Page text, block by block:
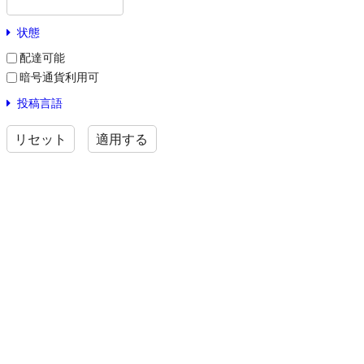
状態
配達可能
暗号通貨利用可
投稿言語
リセット 適用する